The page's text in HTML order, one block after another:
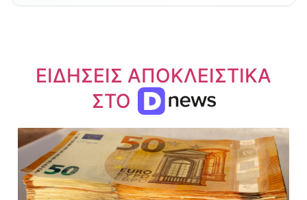
ΕΙΔΗΣΕΙΣ ΑΠΟΚΛΕΙΣΤΙΚΑ
ΣΤΟ